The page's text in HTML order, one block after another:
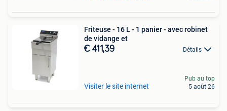
Friteuse - 16 L - 1 panier - avec robinet
de vidange et
€ 411,39 Détails
Visiter le site internet
Pub au top
5 août 26